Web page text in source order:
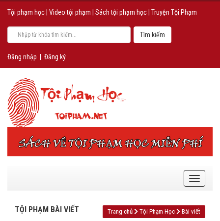
Tội phạm học Video tội phạm Sách tội phạm học Truyện Tội Phạm
Đăng nhập Đăng ký
TỘI PHẠM BÀI VIẾT Trang chủ Tội Phạm Học Bài viết